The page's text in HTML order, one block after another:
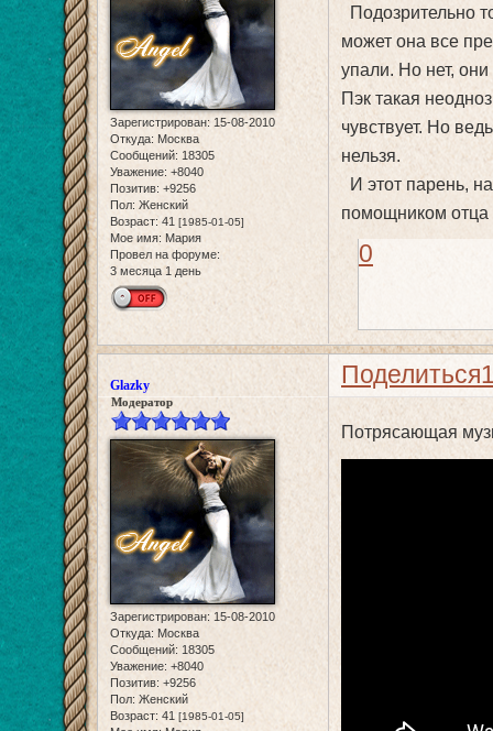
Зарегистрирован: 15-08-2010
Откуда: Москва
Сообщений: 18305
Уважение: +8040
Позитив: +9256
Пол: Женский
Возраст: 41 [1985-01-05]
Мое имя: Мария
Провел на форуме:
3 месяца 1 день
Подозрительно
может она все
упали. Но нет,
Пэк такая
чувствует. Но
нельзя.
И этот парень,
помощником отца
0
Поделиться
Glazky
Модератор
Зарегистрирован: 15-08-2010
Откуда: Москва
Сообщений: 18305
Уважение: +8040
Позитив: +9256
Пол: Женский
Возраст: 41 [1985-01-05]
Потрясающая